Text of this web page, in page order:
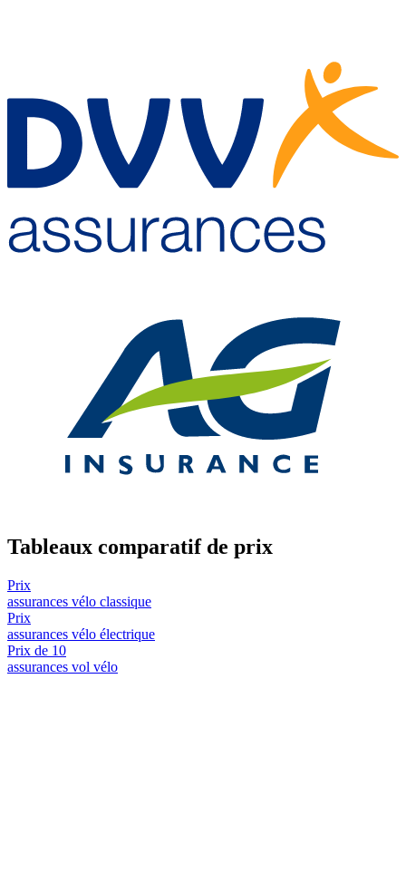
Tableaux comparatif de prix
Prix
assurances vélo classique
Prix
assurances vélo électrique
Prix de 10
assurances vol vélo